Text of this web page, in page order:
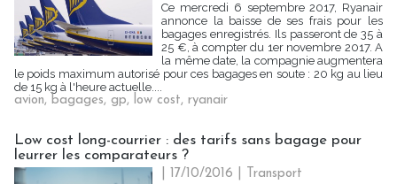
Ce mercredi 6 septembre 2017, Ryanair
annonce la baisse de ses frais pour les
bagages enregistrés. Ils passeront de 35 à
25 €, à compter du 1er novembre 2017. A
la même date, la compagnie augmentera
le poids maximum autorisé pour ces bagages en soute : 20 kg au lieu
de 15 kg à l'heure actuelle....
avion, bagages, gp, low cost, ryanair
Low cost long-courrier : des tarifs sans bagage pour
leurrer les comparateurs ?
| 17/10/2016
Transport